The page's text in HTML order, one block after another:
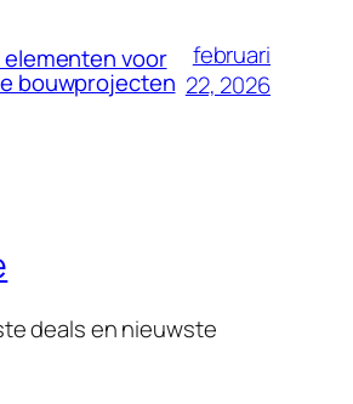
voor
bouwprojecten
februari
22, 2026
deals en nieuwste